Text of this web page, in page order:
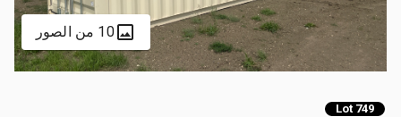
10 من الصور
Lot 749